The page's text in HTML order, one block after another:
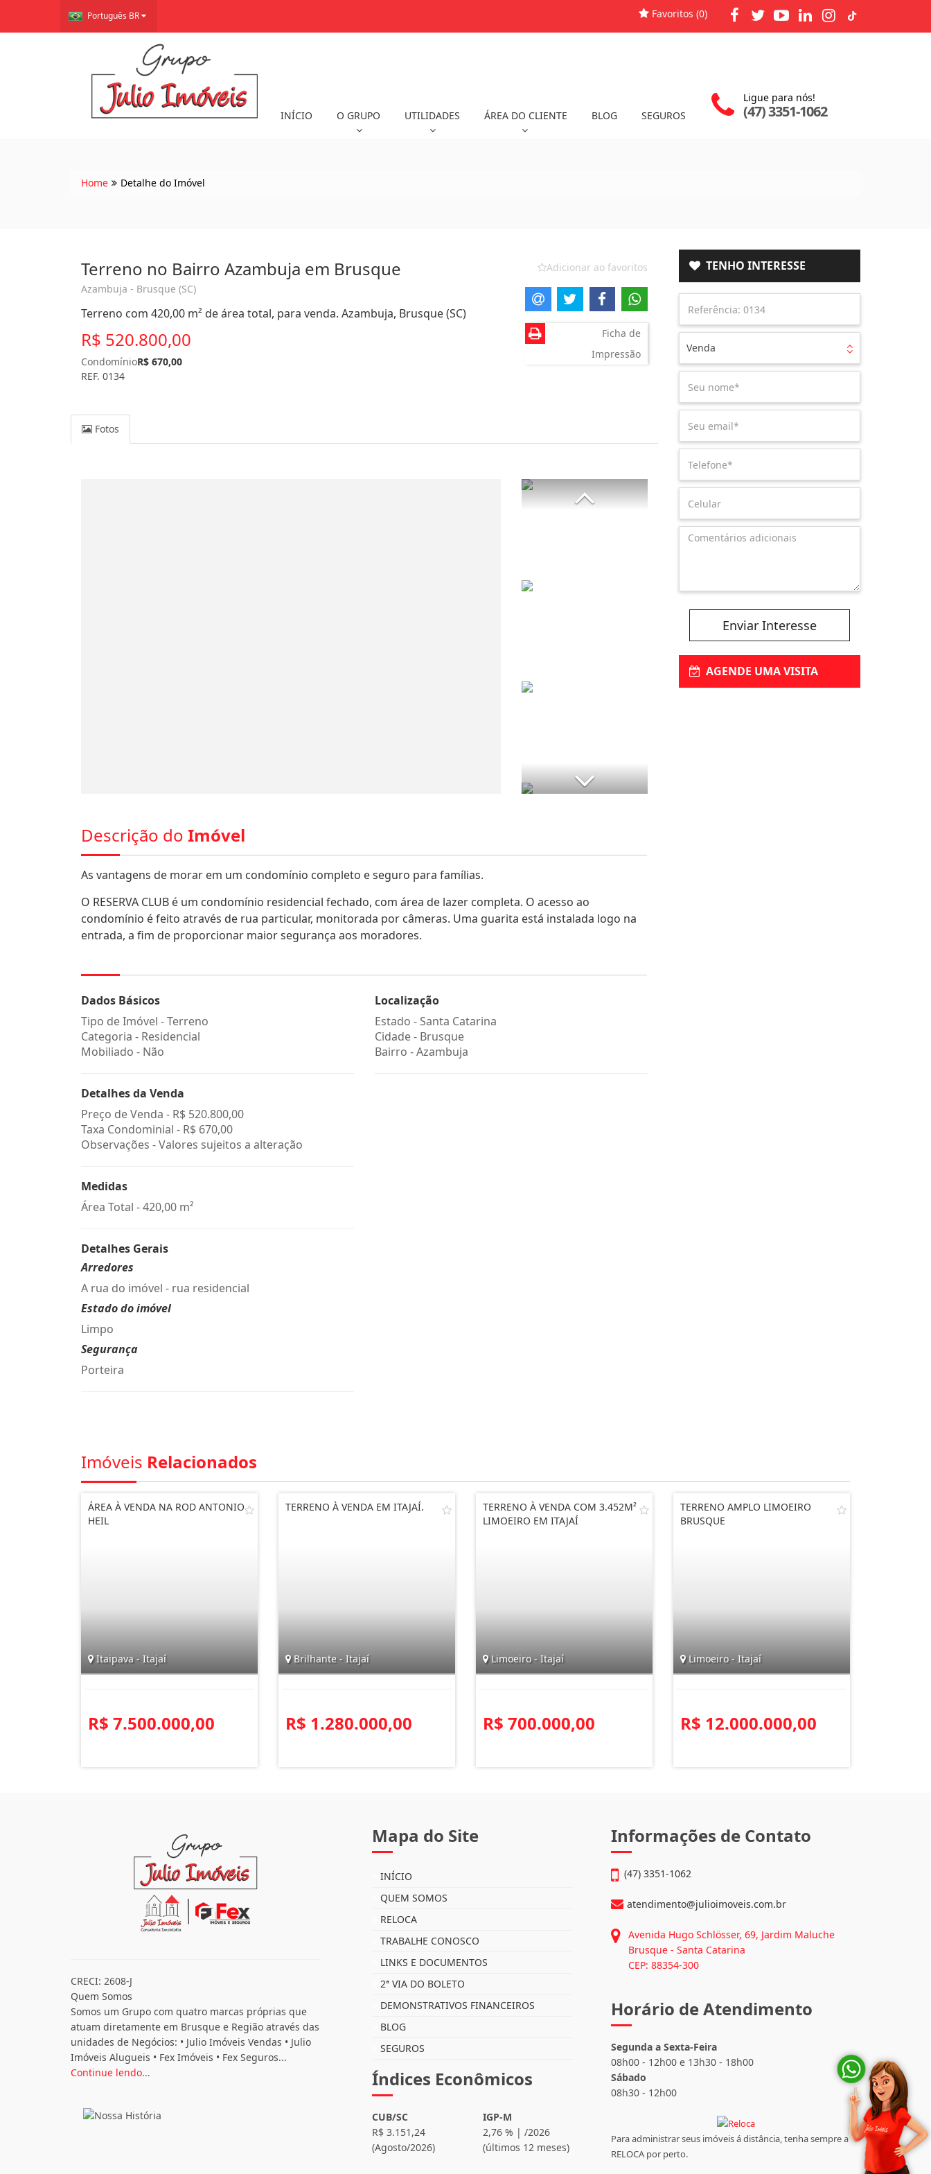
Português BR Favoritos (0)
INÍCIO O GRUPO UTILIDADES ÁREA DO CLIENTE BLOG SEGUROS
Ligue para nós!
(47) 3351-1062
Home Detalhe do Imóvel
Terreno no Bairro Azambuja em Brusque
Azambuja - Brusque (SC)
Terreno com 420,00 m² de área total, para venda. Azambuja, Brusque (SC)
R$ 520.800,00
CondomínioR$ 670,00
REF. 0134
Adicionar ao favoritos
Ficha de
Impressão
Fotos
Descrição do Imóvel
As vantagens de morar em um condomínio completo e seguro para famílias.
O RESERVA CLUB é um condomínio residencial fechado, com área de lazer completa. O acesso ao
condomínio é feito através de rua particular, monitorada por câmeras. Uma guarita está instalada logo na
entrada, a fim de proporcionar maior segurança aos moradores.
Dados Básicos
Tipo de Imóvel - Terreno
Categoria - Residencial
Mobiliado - Não
Detalhes da Venda
Preço de Venda - R$ 520.800,00
Taxa Condominial - R$ 670,00
Observações - Valores sujeitos a alteração
Medidas
Área Total - 420,00 m²
Detalhes Gerais
Arredores
A rua do imóvel - rua residencial
Estado do imóvel
Limpo
Segurança
Porteira
Localização
Estado -Santa Catarina
Cidade - Brusque
Bairro -Azambuja
TENHO INTERESSE
Venda
Enviar Interesse
AGENDE UMA VISITA
Imóveis Relacionados
ÁREA À VENDA NA ROD ANTONIO
HEIL
Itaipava - Itajaí
R$ 7.500.000,00
TERRENO À VENDA EM ITAJAÍ.
Brilhante - Itajaí
R$ 1.280.000,00
TERRENO À VENDA COM 3.452M²
LIMOEIRO EM ITAJAÍ
Limoeiro - Itajaí
R$ 700.000,00
TERRENO AMPLO LIMOEIRO
BRUSQUE
Limoeiro - Itajaí
R$ 12.000.000,00
CRECI: 2608-J
Quem Somos
Somos um Grupo com quatro marcas próprias que
atuam diretamente em Brusque e Região através das
unidades de Negócios: • Julio Imóveis Vendas • Julio
Imóveis Alugueis • Fex Imóveis • Fex Seguros...
Continue lendo...
Mapa do Site
INÍCIO
QUEM SOMOS
RELOCA
TRABALHE CONOSCO
LINKS E DOCUMENTOS
2ª VIA DO BOLETO
DEMONSTRATIVOS FINANCEIROS
BLOG
SEGUROS
Índices Econômicos
CUB/SC
R$ 3.151,24
(Agosto/2026)
IGP-M
2,76 % | /2026
(últimos 12 meses)
Informações de Contato
(47) 3351-1062
atendimento@julioimoveis.com.br
Avenida Hugo Schlösser, 69, Jardim Maluche
Brusque - Santa Catarina
CEP: 88354-300
Horário de Atendimento
Segunda a Sexta-Feira
08h00 - 12h00 e 13h30 - 18h00
Sábado
08h30 - 12h00
Para administrar seus imóveis á distância, tenha sempre a
RELOCA por perto.